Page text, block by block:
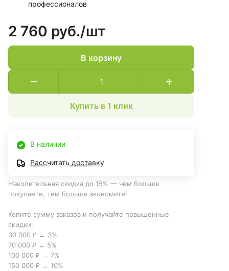
профессионалов
2 760 руб./шт
В корзину
Купить в 1 клик
В наличии
Рассчитать доставку
Накопительная скидка до 15% — чем больше
покупаете, тем больше экономите!
Копите сумму заказов и получайте повышенные
скидки:
30 000 ₽ → 3%
70 000 ₽ → 5%
100 000 ₽ → 7%
150 000 ₽ → 10%